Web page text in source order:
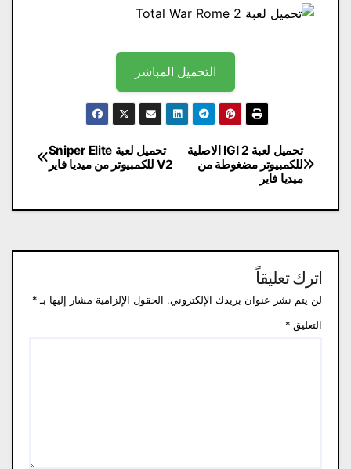
التحميل المباشر
تصفّح
المقالات
تحميل لعبة Sniper Elite
V2 للكمبيوتر من ميديا فاير
تحميل لعبة IGI 2 الاصلية
للكمبيوتر مضغوطة من
ميديا فاير
اترك تعليقاً
لن يتم نشر عنوان بريدك الإلكتروني. الحقول الإلزامية مشار إليها بـ *
التعليق *